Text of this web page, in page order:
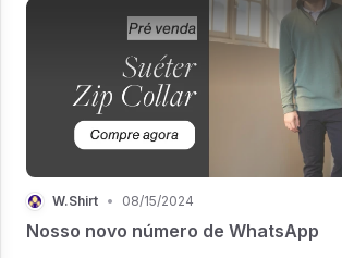
W.Shirt • 08/15/2024
Nosso novo número de WhatsApp